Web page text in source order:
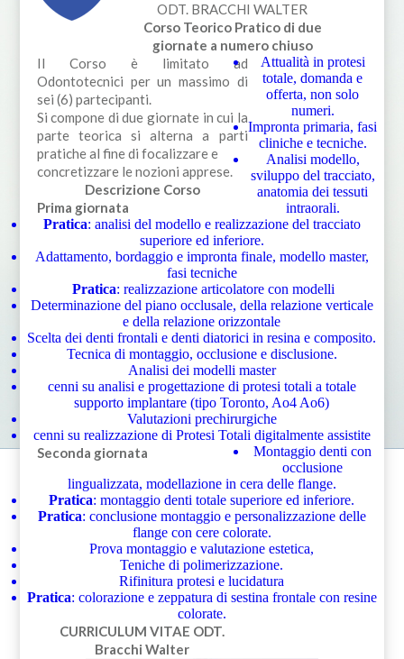
ODT. BRACCHI WALTER
Corso Teorico Pratico di due
giornate a numero chiuso
Il Corso è limitato ad
Odontotecnici per un massimo di
sei (6) partecipanti.
Si compone di due giornate in cui la
parte teorica si alterna a parti
pratiche al fine di focalizzare e
concretizzare le nozioni apprese.
Descrizione Corso
Prima giornata
Attualità in protesi
totale, domanda e
offerta, non solo
numeri.
Impronta primaria, fasi
cliniche e tecniche.
Analisi modello,
sviluppo del tracciato,
anatomia dei tessuti
intraorali.
Pratica: analisi del modello e realizzazione del tracciato
superiore ed inferiore.
Adattamento, bordaggio e impronta finale, modello master,
fasi tecniche
Pratica: realizzazione articolatore con modelli
Determinazione del piano occlusale, della relazione verticale
e della relazione orizzontale
Scelta dei denti frontali e denti diatorici in resina e composito.
Tecnica di montaggio, occlusione e disclusione.
Analisi dei modelli master
cenni su analisi e progettazione di protesi totali a totale
supporto implantare (tipo Toronto, Ao4 Ao6)
Valutazioni prechirurgiche
cenni su realizzazione di Protesi Totali digitalmente assistite
Seconda giornata
Montaggio denti con
occlusione
lingualizzata, modellazione in cera delle flange.
Pratica: montaggio denti totale superiore ed inferiore.
Pratica: conclusione montaggio e personalizzazione delle
flange con cere colorate.
Prova montaggio e valutazione estetica,
Teniche di polimerizzazione.
Rifinitura protesi e lucidatura
Pratica: colorazione e zeppatura di sestina frontale con resine
colorate.
CURRICULUM VITAE ODT.
Bracchi Walter